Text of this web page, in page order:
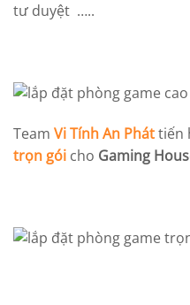
tư duyệt …..
Team Vi Tính An Pháttiến
trọn gói cho Gaming